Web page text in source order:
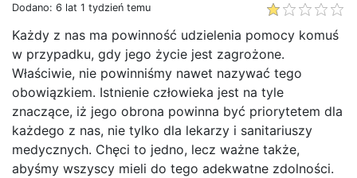
Dodano: 6 lat 1 tydzień temu
Każdy z nas ma powinność udzielenia pomocy komuś
w przypadku, gdy jego życie jest zagrożone.
Właściwie, nie powinniśmy nawet nazywać tego
obowiązkiem. Istnienie człowieka jest na tyle
znaczące, iż jego obrona powinna być priorytetem dla
każdego z nas, nie tylko dla lekarzy i sanitariuszy
medycznych. Chęci to jedno, lecz ważne także,
abyśmy wszyscy mieli do tego adekwatne zdolności.